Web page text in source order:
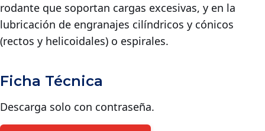
rodante que soportan cargas excesivas, y en la
lubricación de engranajes cilíndricos y cónicos
(rectos y helicoidales) o espirales.
Ficha Técnica
Descarga solo con contraseña.